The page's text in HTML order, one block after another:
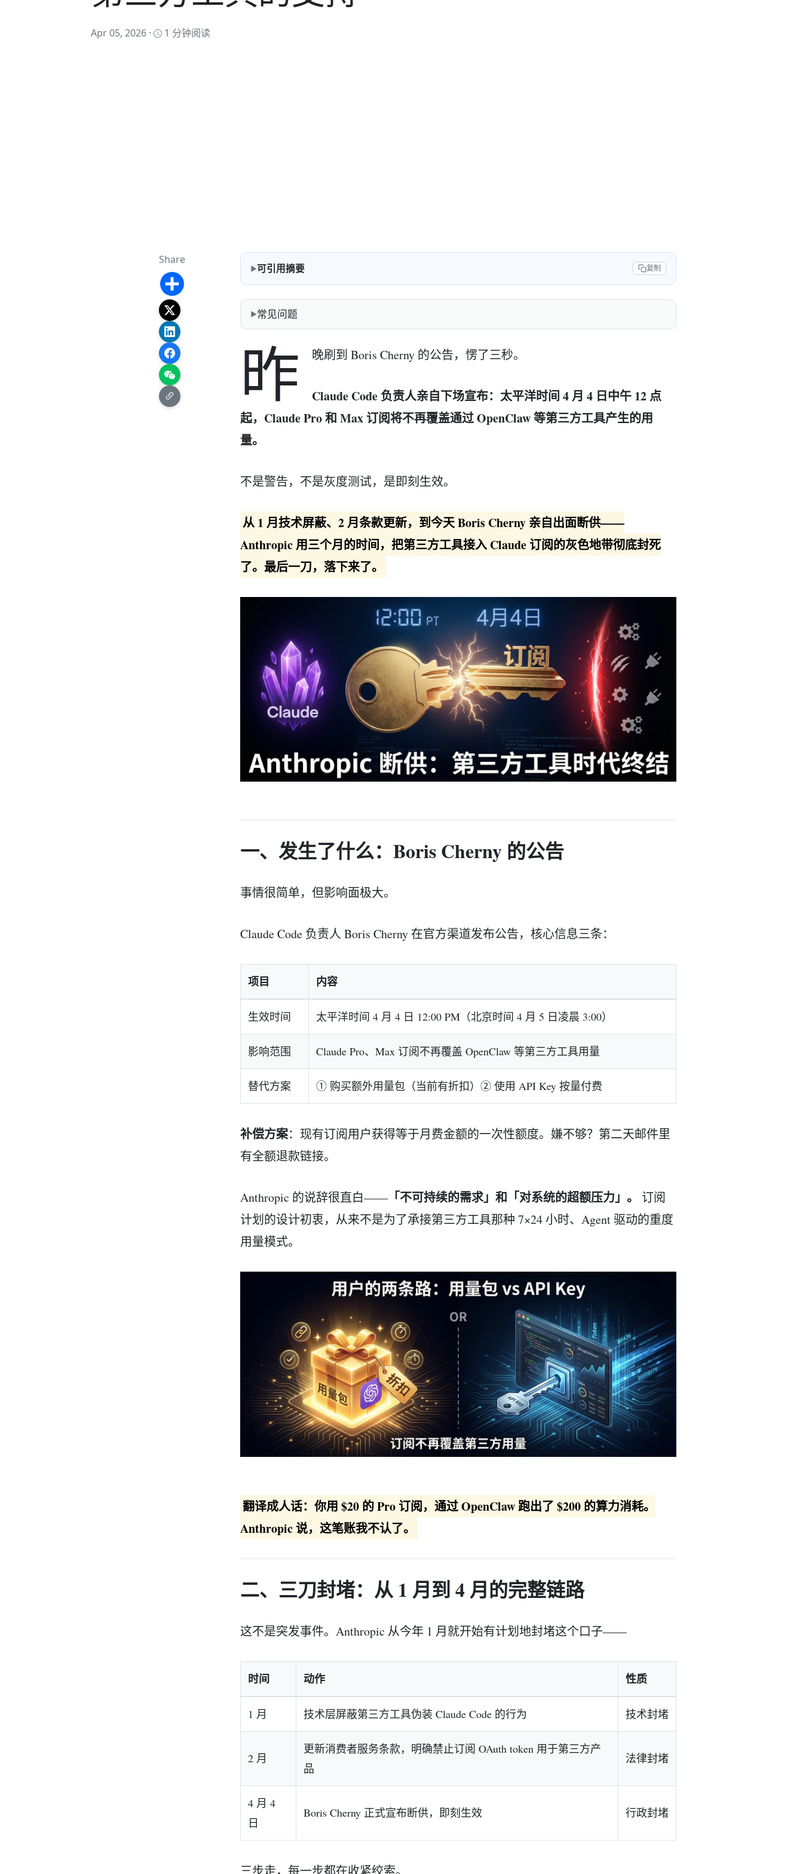
Apr 05, 2026 · 1 分钟阅读
Share
Share
可引用摘要 复制
常见问题
昨 晚刷到 Boris Cherny 的公告，愣了三秒。
Claude Code 负责人亲自下场宣布：太平洋时间 4 月 4 日中午 12 点
起，Claude Pro 和 Max 订阅将不再覆盖通过 OpenClaw 等第三方工具产生的用
量。
不是警告，不是灰度测试，是即刻生效。
从 1 月技术屏蔽、2 月条款更新，到今天 Boris Cherny 亲自出面断供——
Anthropic 用三个月的时间，把第三方工具接入 Claude 订阅的灰色地带彻底封死
了。最后一刀，落下来了。
一、发生了什么：Boris Cherny 的公告
事情很简单，但影响面极大。
Claude Code 负责人 Boris Cherny 在官方渠道发布公告，核心信息三条：
项目 内容
生效时间 太平洋时间 4 月 4 日 12:00 PM（北京时间 4 月 5 日凌晨 3:00）
影响范围 Claude Pro、Max 订阅不再覆盖 OpenClaw 等第三方工具用量
替代方案 ① 购买额外用量包（当前有折扣）② 使用 API Key 按量付费
补偿方案：现有订阅用户获得等于月费金额的一次性额度。嫌不够？第二天邮件里
有全额退款链接。
Anthropic 的说辞很直白—— 「不可持续的需求」和「对系统的超额压力」。
订阅
计划的设计初衷，从来不是为了承接第三方工具那种 7×24 小时、Agent 驱动的重度
用量模式。
翻译成人话：你用 $20 的 Pro 订阅，通过 OpenClaw 跑出了 $200 的算力消耗。
Anthropic 说，这笔账我不认了。
二、三刀封堵：从 1 月到 4 月的完整链路
这不是突发事件。Anthropic 从今年 1 月就开始有计划地封堵这个口子——
时间 动作 性质
1 月 技术层屏蔽第三方工具伪装 Claude Code 的行为 技术封堵
2 月
更新消费者服务条款，明确禁止订阅 OAuth token 用于第三方产
品
法律封堵
4 月 4
日
Boris Cherny 正式宣布断供，即刻生效 行政封堵